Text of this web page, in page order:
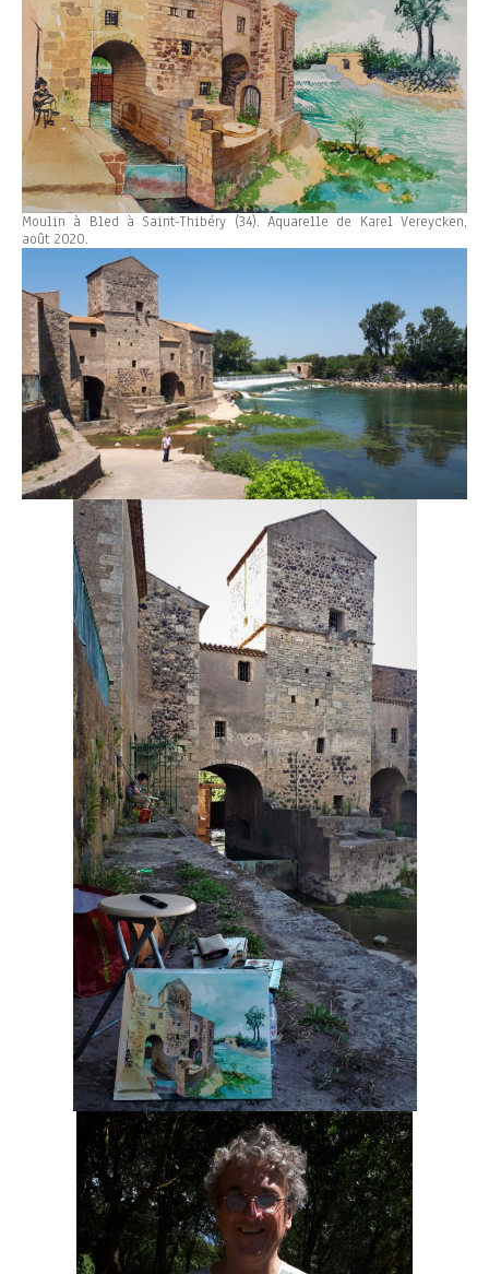
Moulin à Bled à Saint-Thibéry (34). Aquarelle de Karel Vereycken,
août 2020.